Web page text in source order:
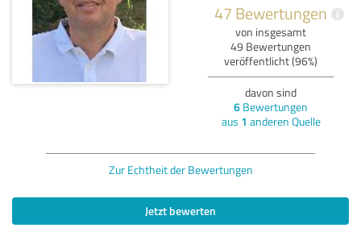
47 Bewertungen i
von insgesamt
49 Bewertungen
veröffentlicht (96%)
davon sind
6 Bewertungen
aus 1 anderen Quelle
Zur Echtheit der Bewertungen
Jetzt bewerten